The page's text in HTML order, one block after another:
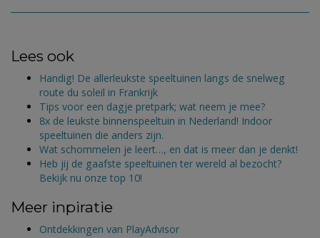
Lees ook
Handig! De allerleukste speeltuinen langs de snelweg
route du soleil in Frankrijk
Tips voor een dagje pretpark; wat neem je mee?
8x de leukste binnenspeeltuin in Nederland! Indoor
speeltuinen die anders zijn.
Wat schommelen je leert…, en dat is meer dan je denkt!
Heb jij de gaafste speeltuinen ter wereld al bezocht?
Bekijk nu onze top 10!
Meer inpiratie
Ontdekkingen van PlayAdvisor